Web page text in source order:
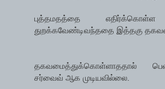
புத்தமதத்தை
துறக்கவேண்டிவந்ததை இத்தகு
தகவமைத்துக்கொள்ளாததால்
சர்வைவ் ஆக முடியவில்லை.